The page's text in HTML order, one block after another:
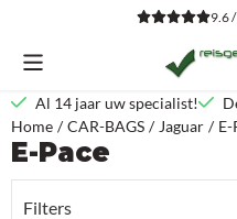
Cookievoorkeuren zijn 9.6
Al 14 jaar uw specialist!
Home / CAR-BAGS / Jaguar / E-
E-Pace
Filters